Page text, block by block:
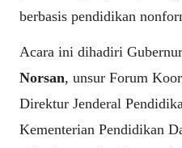
berbasis pendidikan
Acara ini dihadiri
Norsan, unsur Forum
Direktur Jenderal
Kementerian Pendidikan